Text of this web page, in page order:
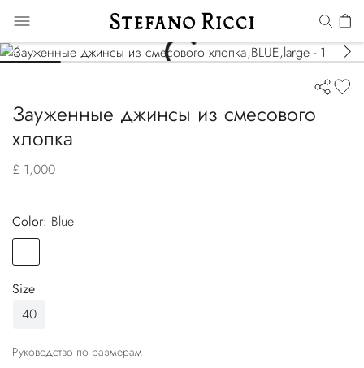
Зауженные джинсы из смесового
хлопка
£ 1,000
Color:
blue
Size
40
Руководство по размерам